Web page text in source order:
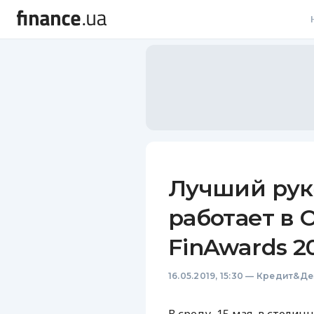
Лучший
работает в
FinAwards
16.05.2019, 15:30 —